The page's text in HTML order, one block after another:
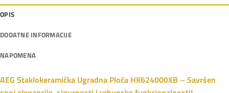
OPIS
DODATNE INFORMACIJE
NAPOMENA
AEG Staklokeramička Ugradna Ploča HK624000XB – Savršen